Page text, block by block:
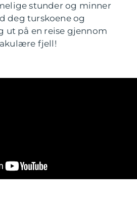
stunder og minner
deg turskoene og
ut på en reise gjennom
fjell!